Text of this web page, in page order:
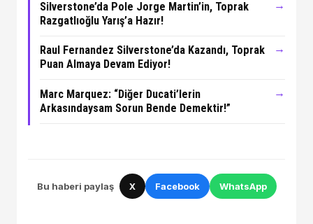
Silverstone’da Pole Jorge Martin’in, Toprak
Razgatlıoğlu Yarış’a Hazır!
→
Raul Fernandez Silverstone’da Kazandı, Toprak
Puan Almaya Devam Ediyor!
→
Marc Marquez: “Diğer Ducati’lerin
Arkasındaysam Sorun Bende Demektir!”
→
Bu haberi paylaş X Facebook WhatsApp